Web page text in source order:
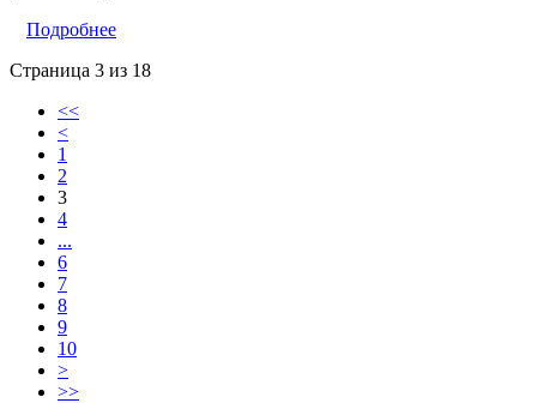
Подробнее
Страница 3 из 18
<<
<
1
2
3
4
...
6
7
8
9
10
>
>>